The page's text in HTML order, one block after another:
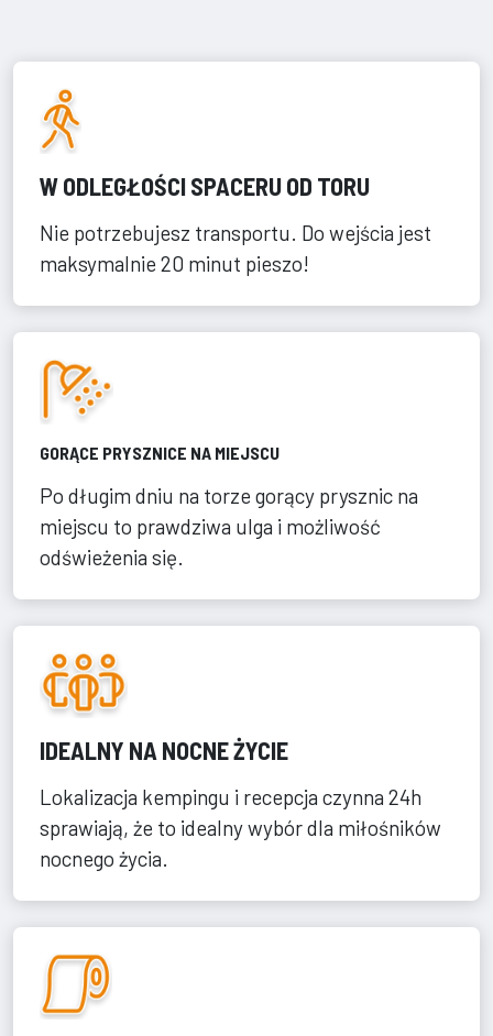
W ODLEGŁOŚCI SPACERU OD TORU
Nie potrzebujesz transportu. Do wejścia jest
maksymalnie 20 minut pieszo!
GORĄCE PRYSZNICE NA MIEJSCU
Po długim dniu na torze gorący prysznic na
miejscu to prawdziwa ulga i możliwość
odświeżenia się.
IDEALNY NA NOCNE ŻYCIE
Lokalizacja kempingu i recepcja czynna 24h
sprawiają, że to idealny wybór dla miłośników
nocnego życia.